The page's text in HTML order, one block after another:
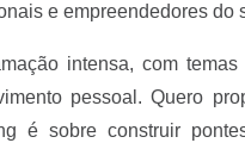
e empreendedores do
intensa, com
pessoal. Quero
é sobre construir